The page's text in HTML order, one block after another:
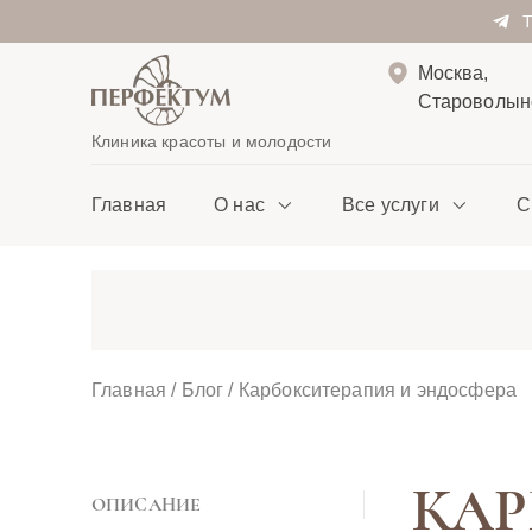
Клиника красоты и молодости
Москва,
Главная О нас Все услуги
Главная / Блог / Карбокситерапия и эндосфера
ОПИСАНИЕ